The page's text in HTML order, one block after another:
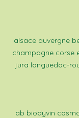
alsace auvergne
champagne corse
jura languedoc-
ab biodyvin